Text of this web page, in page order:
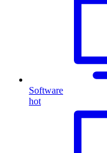
Software
hot